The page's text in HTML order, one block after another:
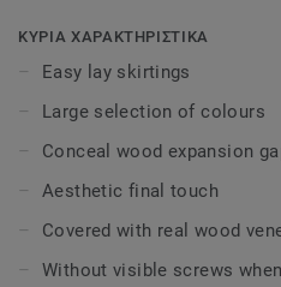
be concealed using skirtings,
Profiles can be installed with
are also adapted for Tarkett’s
Clipstar veneer skirtings are
assortment of colours.
the skirtings are simply
to the wall separately.
Wood is a natural product.
ΚΥΡΙΑ ΧΑΡΑΚΤΗΡΙΣΤΙΚΑ
Easy lay skirtings
Large selection of colours
Conceal wood expansion
Aesthetic final touch
Covered with real wood
Without visible screws